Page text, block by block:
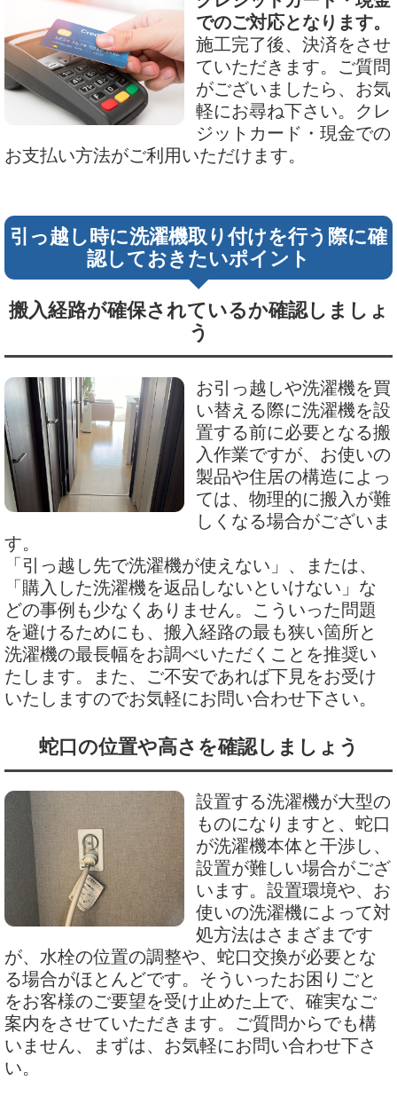
でのご対応となります。
施工完了後、決済をさせ
ていただきます。ご質問
がございましたら、お気
軽にお尋ね下さい。クレ
ジットカード・現金での
お支払い方法がご利用いただけます。
引っ越し時に洗濯機取り付けを行う際に確
認しておきたいポイント
搬入経路が確保されているか確認しましょ
う
お引っ越しや洗濯機を買
い替える際に洗濯機を設
置する前に必要となる搬
入作業ですが、お使いの
製品や住居の構造によっ
ては、物理的に搬入が難
しくなる場合がございま
す。
「引っ越し先で洗濯機が使えない」、または、
「購入した洗濯機を返品しないといけない」な
どの事例も少なくありません。こういった問題
を避けるためにも、搬入経路の最も狭い箇所と
洗濯機の最長幅をお調べいただくことを推奨い
たします。また、ご不安であれば下見をお受け
いたしますのでお気軽にお問い合わせ下さい。
蛇口の位置や高さを確認しましょう
設置する洗濯機が大型の
ものになりますと、蛇口
が洗濯機本体と干渉し、
設置が難しい場合がござ
います。設置環境や、お
使いの洗濯機によって対
処方法はさまざまです
が、水栓の位置の調整や、蛇口交換が必要とな
る場合がほとんどです。そういったお困りごと
をお客様のご要望を受け止めた上で、確実なご
案内をさせていただきます。ご質問からでも構
いません、まずは、お気軽にお問い合わせ下さ
い。